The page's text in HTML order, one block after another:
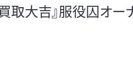
大吉』服役囚オー